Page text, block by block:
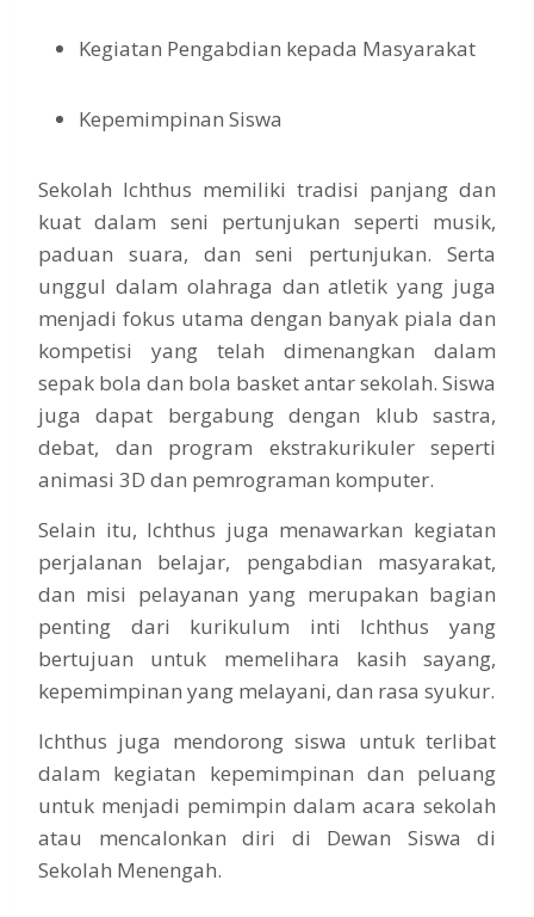
Kegiatan Pengabdian kepada Masyarakat
Kepemimpinan Siswa
Sekolah Ichthus memiliki tradisi panjang dan
kuat dalam seni pertunjukan seperti musik,
paduan suara, dan seni pertunjukan. Serta
unggul dalam olahraga dan atletik yang juga
menjadi fokus utama dengan banyak piala dan
kompetisi yang telah dimenangkan dalam
sepak bola dan bola basket antar sekolah. Siswa
juga dapat bergabung dengan klub sastra,
debat, dan program ekstrakurikuler seperti
animasi 3D dan pemrograman komputer.
Selain itu, Ichthus juga menawarkan kegiatan
perjalanan belajar, pengabdian masyarakat,
dan misi pelayanan yang merupakan bagian
penting dari kurikulum inti Ichthus yang
bertujuan untuk memelihara kasih sayang,
kepemimpinan yang melayani, dan rasa syukur.
Ichthus juga mendorong siswa untuk terlibat
dalam kegiatan kepemimpinan dan peluang
untuk menjadi pemimpin dalam acara sekolah
atau mencalonkan diri di Dewan Siswa di
Sekolah Menengah.